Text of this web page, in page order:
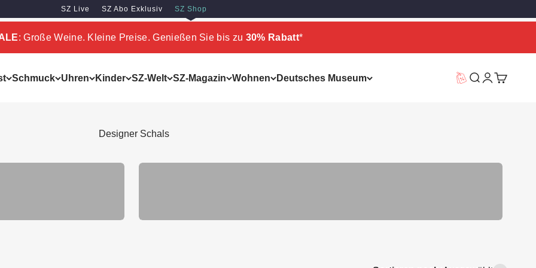
SZ Live SZ Abo Exklusiv SZ Shop
: Große Weine. Kleine Preise. Genießen Sie bis zu 30% Rabatt*
Schmuck Uhren Kinder SZ-Welt SZ-Magazin Wohnen Deutsches Museum Vorteilswelt
Suche
Designer Schals